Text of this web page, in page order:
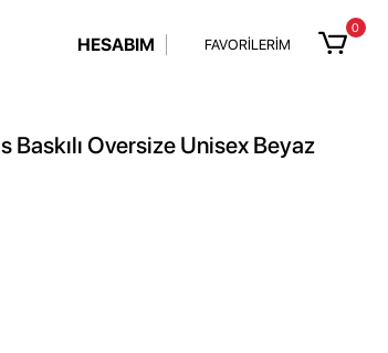
HESABIM FAVORİLERİM
0
Oversize Unisex Beyaz